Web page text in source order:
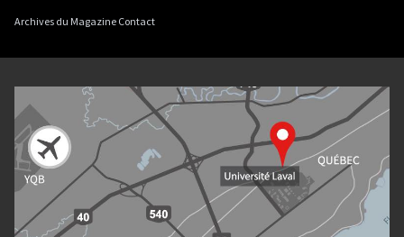
Archives du Magazine Contact